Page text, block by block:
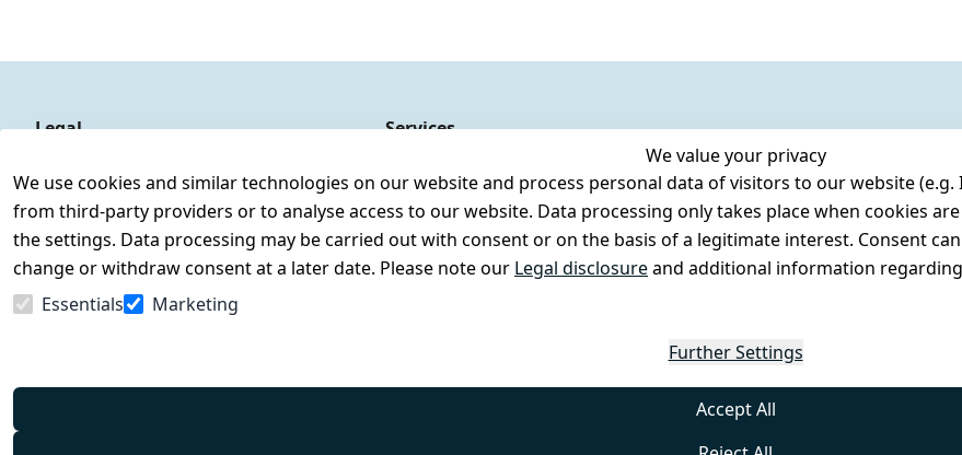
We value your privacy
We use cookies and similar technologies on our website and process personal data of visitors to our website
from third-party providers or to analyse access to our website. Data processing only takes place when cookies
the settings. Data processing may be carried out with consent or on the basis of a legitimate interest. Consent
change or withdraw consent at a later date. Please note our Legal disclosureand additional information
Essentials
Marketing
Further Settings
Accept All
Legal
Legal disclosure
Privacy Policy
Declaration of accessibility
Cancellation rights
Services
Register